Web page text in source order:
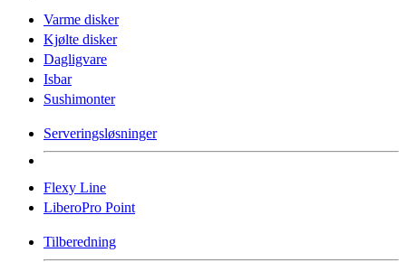
Varme disker
Kjølte disker
Dagligvare
Isbar
Sushimonter
Serveringsløsninger
Flexy Line
LiberoPro Point
Tilberedning